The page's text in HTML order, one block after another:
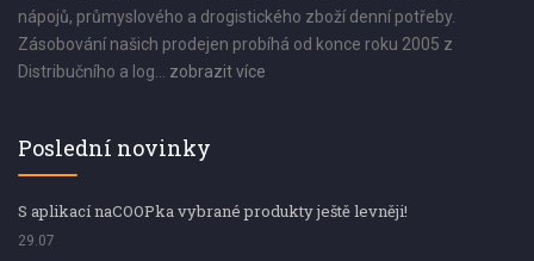
nápojů, průmyslového a drogistického zboží denní potřeby.
Zásobování našich prodejen probíhá od konce roku 2005 z
Distribučního a log... zobrazit více
Poslední novinky
S aplikací naCOOPka vybrané produkty ještě levněji!
29.07